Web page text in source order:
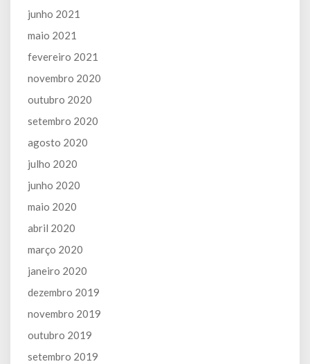
junho 2021
maio 2021
fevereiro 2021
novembro 2020
outubro 2020
setembro 2020
agosto 2020
julho 2020
junho 2020
maio 2020
abril 2020
março 2020
janeiro 2020
dezembro 2019
novembro 2019
outubro 2019
setembro 2019